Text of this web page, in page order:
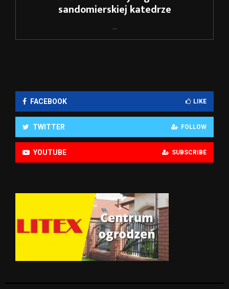
sandomierskiej katedrze
FACEBOOK LIKE
TWITTER FOLLOW
YOUTUBE SUBSCRIBE